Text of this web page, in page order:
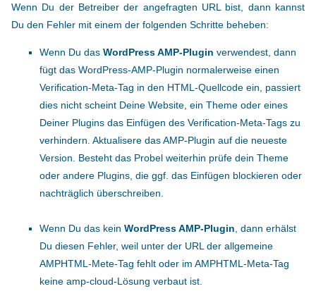
Wenn Du der Betreiber der angefragten URL bist, dann kannst
Du den Fehler mit einem der folgenden Schritte beheben:
Wenn Du das WordPress AMP-Plugin verwendest, dann
fügt das WordPress-AMP-Plugin normalerweise einen
Verification-Meta-Tag in den HTML-Quellcode ein, passiert
dies nicht scheint Deine Website, ein Theme oder eines
Deiner Plugins das Einfügen des Verification-Meta-Tags zu
verhindern. Aktualisere das AMP-Plugin auf die neueste
Version. Besteht das Probel weiterhin prüfe dein Theme
oder andere Plugins, die ggf. das Einfügen blockieren oder
nachträglich überschreiben.
Wenn Du das kein WordPress AMP-Plugin , dann erhälst
Du diesen Fehler, weil unter der URL der allgemeine
AMPHTML-Mete-Tag fehlt oder im AMPHTML-Meta-Tag
keine amp-cloud-Lösung verbaut ist.